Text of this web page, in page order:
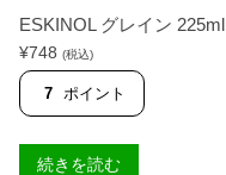
R
ESKINOL グレイン 225ml
¥748 (税込)
7 ポイント
続きを読む